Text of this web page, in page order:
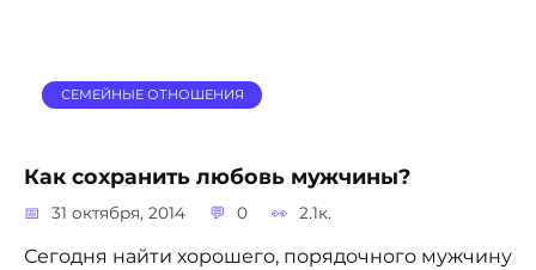
СЕМЕЙНЫЕ ОТНОШЕНИЯ
Как сохранить любовь мужчины?
31 октября, 2014 0 2.1к.
Сегодня найти хорошего, порядочного мужчину